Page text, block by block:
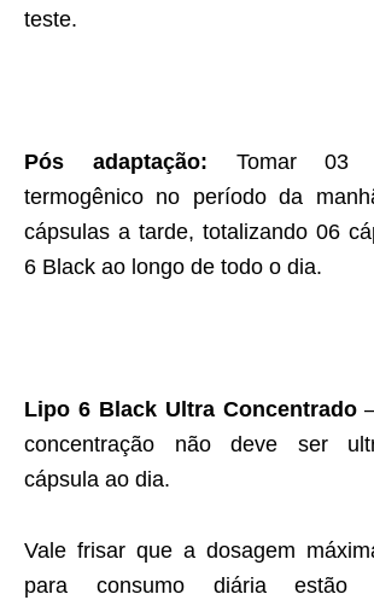
teste.
Pós adaptação: Tomar 03
termogênico no período da
cápsulas a tarde, totalizando 06
6 Black ao longo de todo o dia.
Lipo 6 Black Ultra Concentrado–
concentração não deve ser
cápsula ao dia.
Vale frisar que a dosagem
para consumo diária estão